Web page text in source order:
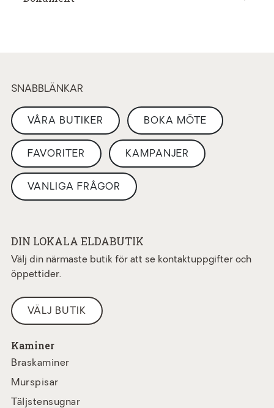
SNABBLÄNKAR
VÅRA BUTIKER BOKA MÖTE
FAVORITER KAMPANJER
VANLIGA FRÅGOR
DIN LOKALA ELDABUTIK
Välj din närmaste butik för att se kontaktuppgifter och
öppettider.
VÄLJ BUTIK
Kaminer
Braskaminer
Murspisar
Täljstensugnar